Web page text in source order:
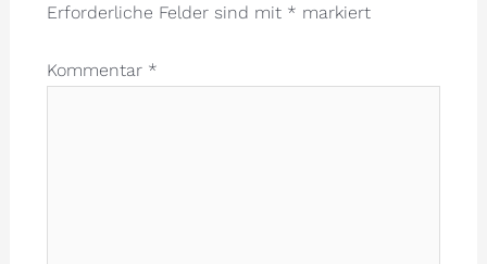
Erforderliche Felder sind mit * markiert
Kommentar *